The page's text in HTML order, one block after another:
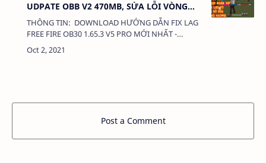
UDPATE OBB V2 470MB, SỬA LỖI VÒNG
QUAY CỦA TOÀN BỘ DATA
THÔNG TIN: DOWNLOAD HƯỚNG DẪN FIX LAG
FREE FIRE OB30 1.65.3 V5 PRO MỚI NHẤT -
UDPATE OBB V2 470MB, SỬA LỖI VÒNG QUAY
CỦA TOÀN BỘ DATA 380 Kb LIÊN KẾT: - DATA
Post a Comment